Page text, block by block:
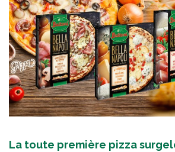
La toute première pizza